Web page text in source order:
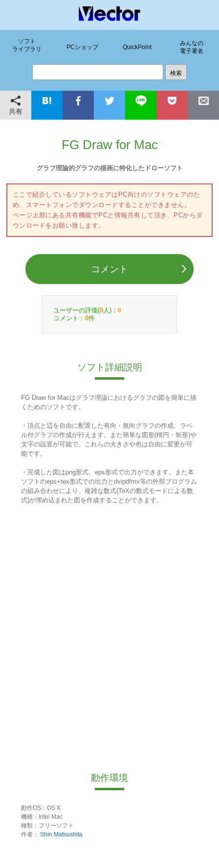
ソフト
ライブラリ
PCショップ QuickPoint
みんなの
電子署名
共有
FG Draw for Mac
グラフ理論的グラフの描画に特化したドローソフト
ここで紹介しているソフトウェアはPC向けのソフトウェアのた
め、スマートフォンでダウンロードすることができません。
ページ上部にある共有機能でPCと情報共有して頂き、PCからダ
ウンロードをお願い致します。
コメント
ユーザーの評価(0 人)： 0
コメント： 0件
ソフト詳細説明
FG Draw for Macはグラフ理論におけるグラフの図を簡単に描
くためのソフトです。
・頂点と辺を自由に配置した有向・無向グラフの作成、ラベ
ル付グラフの作成が行えます。また簡単な図形(楕円・矩形)や
文字の設置が可能で、これらの大きさや色は自由に変更が可
能です。
・完成した図はpng形式、eps形式で出力ができます。また本
ソフトのeps+tex形式での出力とdvipdfmx等の外部プログラム
の組み合わせにより、複雑な数式(TeXの数式モードによる数
式)が埋め込まれた図を作成することができます。
動作環境
動作OS：OS X
機種：Intel Mac
種類：フリーソフト
作者： Shin Matsushita